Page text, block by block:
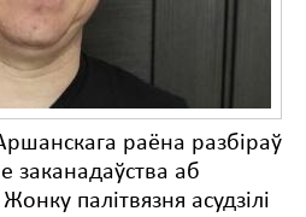
раёна разбіраў
заканадаўства аб
палітвязня асудзілі